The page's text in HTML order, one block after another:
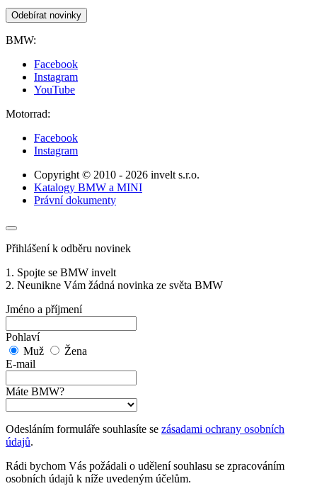
Odebírat novinky
BMW:
Facebook
Instagram
YouTube
Motorrad:
Facebook
Instagram
Copyright © 2010 - 2026 invelt s.r.o.
Katalogy BMW a MINI
Právní dokumenty
Přihlášení k odběru novinek
1. Spojte se BMW invelt
2. Neunikne Vám žádná novinka ze světa BMW
Jméno a příjmení
Pohlaví
Muž
Žena
E-mail
Máte BMW?
Odesláním formuláře souhlasíte se zásadami ochrany osobních
údajů.
Rádi bychom Vás požádali o udělení souhlasu se zpracováním
osobních údajů k níže uvedeným účelům.